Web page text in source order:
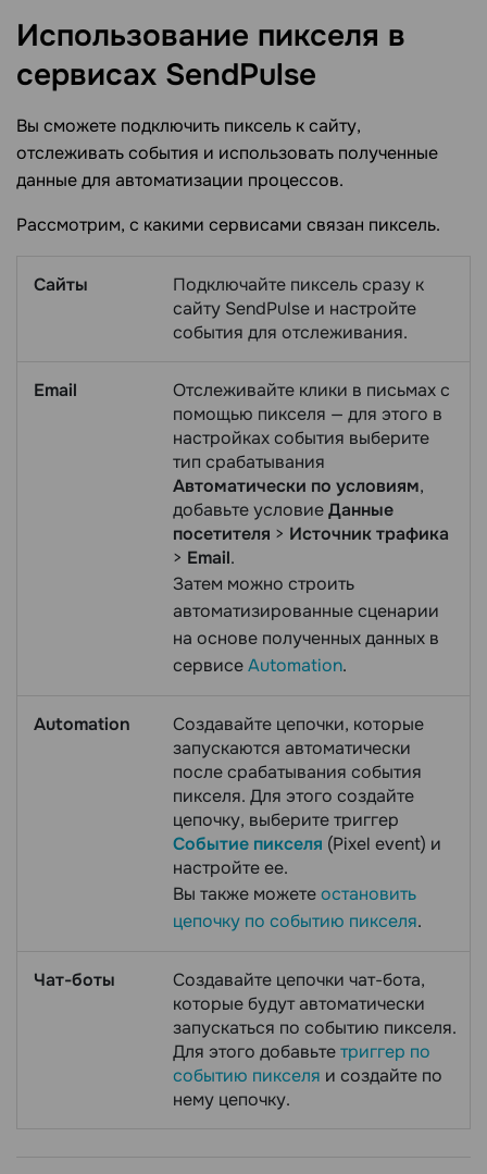
Использование пикселя в
сервисах SendPulse
Вы сможете подключить пиксель к сайту,
отслеживать события и использовать полученные
данные для автоматизации процессов.
Рассмотрим, с какими сервисами связан пиксель.
Сайты
Подключайте пиксель сразу к
сайту SendPulse и настройте
события для отслеживания.
Email
Отслеживайте клики в письмах с
помощью пикселя — для этого в
настройках события выберите
тип срабатывания
Автоматически по условиям,
добавьте условиеДанные
посетителя > Источник трафика
> Email.
Затем можно строить
автоматизированные сценарии
на основе полученных данных в
сервисеAutomation.
Automation
Создавайте цепочки, которые
запускаются автоматически
после срабатывания события
пикселя. Для этого создайте
цепочку, выберите триггер
Событие пикселя (Pixel event) и
настройте ее.
Вы также можетеостановить
цепочку по событию пикселя.
Чат-боты
Создавайте цепочки чат-бота,
которые будут автоматически
запускаться по событию пикселя.
Для этого добавьтетриггер по
событию пикселя и создайте по
нему цепочку.